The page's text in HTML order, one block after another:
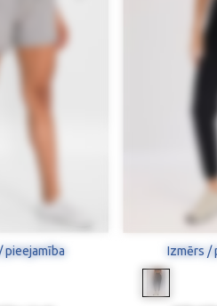
pieejamība Izmērs /